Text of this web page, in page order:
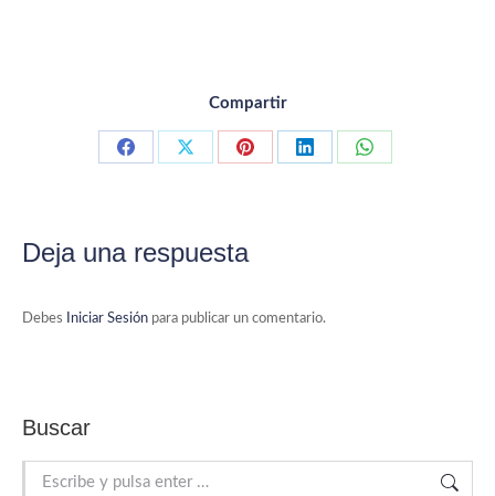
Compartir
Compartir con Facebook
Compartir con X
Compartir con Pinterest
Compartir con LinkedIn
Compartir con
Deja una respuesta
Debes Iniciar Sesión para publicar un comentario.
Buscar
Buscar: